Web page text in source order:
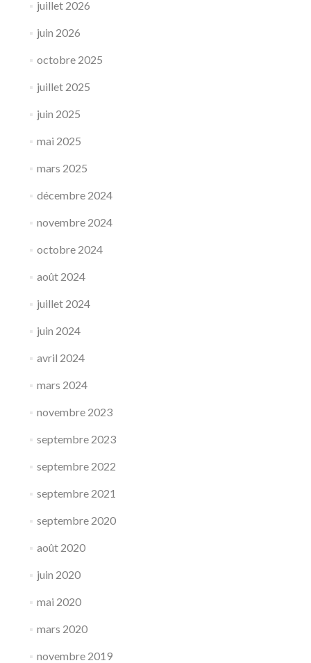
juillet 2026
juin 2026
octobre 2025
juillet 2025
juin 2025
mai 2025
mars 2025
décembre 2024
novembre 2024
octobre 2024
août 2024
juillet 2024
juin 2024
avril 2024
mars 2024
novembre 2023
septembre 2023
septembre 2022
septembre 2021
septembre 2020
août 2020
juin 2020
mai 2020
mars 2020
novembre 2019